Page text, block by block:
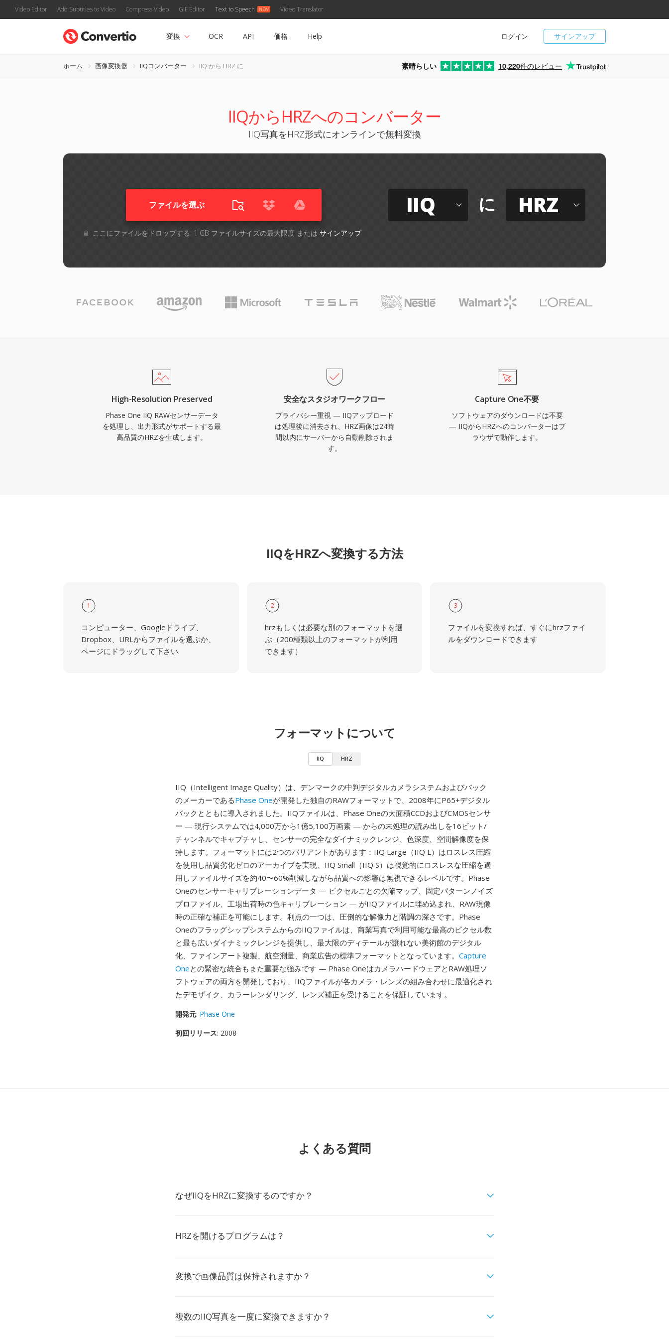
Video Editor Add Subtitles to Video Compress Video GIF Editor Text to Speech Video Translator
サインアップ
ログイン
変換 OCR API 価格 Help
ホーム 画像変換器 IIQコンバーター IIQ から HRZ に 素晴らしい 10,220件のレビュー
IIQからHRZへのコンバーター
IIQ写真をHRZ形式にオンラインで無料変換
ファイルを選ぶ
ここにファイルをドロップする. 1 GB ファイルサイズの最大限度 または サインアップ
IIQ に HRZ
High-Resolution Preserved
Phase One IIQ RAWセンサーデータ
を処理し、出力形式がサポートする最
高品質のHRZを生成します。
安全なスタジオワークフロー
プライバシー重視 — IIQアップロード
は処理後に消去され、HRZ画像は24時
間以内にサーバーから自動削除されま
す。
Capture One不要
ソフトウェアのダウンロードは不要
— IIQからHRZへのコンバーターはブ
ラウザで動作します。
IIQをHRZへ変換する方法
1
コンピューター、Googleドライブ、
Dropbox、URLからファイルを選ぶか、
ページにドラッグして下さい.
2
hrzもしくは必要な別のフォーマットを選
ぶ（200種類以上のフォーマットが利用
できます）
3
ファイルを変換すれば、すぐにhrzファイ
ルをダウンロードできます
フォーマットについて
IIQ HRZ
IIQ（Intelligent Image Quality）は、デンマークの中判デジタルカメラシステムおよびバック
のメーカーであるPhase Oneが開発した独自のRAWフォーマットで、2008年にP65+デジタル
バックとともに導入されました。IIQファイルは、Phase Oneの大面積CCDおよびCMOSセンサ
ー — 現行システムでは4,000万から1億5,100万画素 — からの未処理の読み出しを16ビット/
チャンネルでキャプチャし、センサーの完全なダイナミックレンジ、色深度、空間解像度を保
持します。フォーマットには2つのバリアントがあります：IIQ Large（IIQ L）はロスレス圧縮
を使用し品質劣化ゼロのアーカイブを実現、IIQ Small（IIQ S）は視覚的にロスレスな圧縮を適
用しファイルサイズを約40〜60%削減しながら品質への影響は無視できるレベルです。Phase
Oneのセンサーキャリブレーションデータ — ピクセルごとの欠陥マップ、固定パターンノイズ
プロファイル、工場出荷時の色キャリブレーション — がIIQファイルに埋め込まれ、RAW現像
時の正確な補正を可能にします。利点の一つは、圧倒的な解像力と階調の深さです。Phase
OneのフラッグシップシステムからのIIQファイルは、商業写真で利用可能な最高のピクセル数
と最も広いダイナミックレンジを提供し、最大限のディテールが譲れない美術館のデジタル
化、ファインアート複製、航空測量、商業広告の標準フォーマットとなっています。 Capture
Oneとの緊密な統合もまた重要な強みです — Phase OneはカメラハードウェアとRAW処理ソ
フトウェアの両方を開発しており、IIQファイルが各カメラ・レンズの組み合わせに最適化され
たデモザイク、カラーレンダリング、レンズ補正を受けることを保証しています。
開発元: Phase One
初回リリース: 2008
よくある質問
なぜIIQをHRZに変換するのですか？
HRZを開けるプログラムは？
変換で画像品質は保持されますか？
複数のIIQ写真を一度に変換できますか？